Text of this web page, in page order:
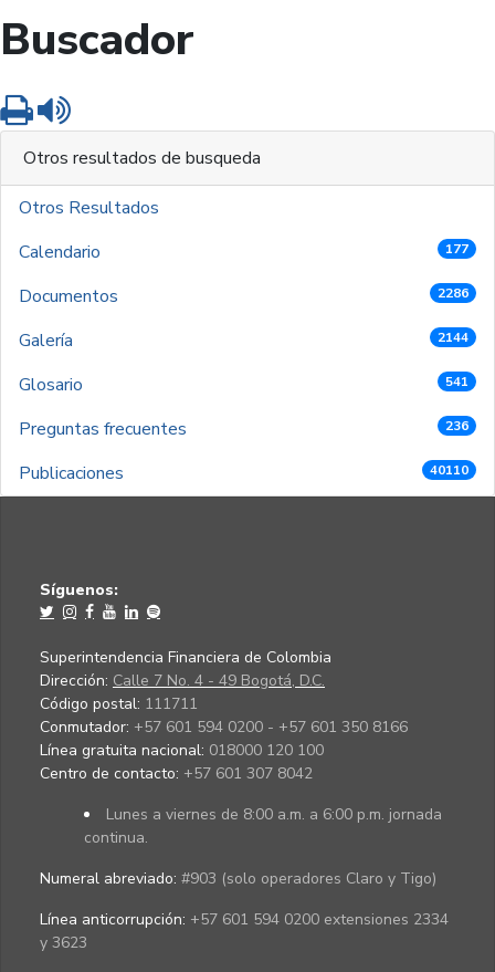
Buscador
Imprimir
Otros resultados de busqueda
Otros Resultados
Calendario
177
Documentos 2286
Galería 2144
Glosario 541
Preguntas frecuentes 236
Publicaciones 40110
Síguenos:
Superintendencia Financiera de Colombia
Dirección: Calle 7 No. 4 - 49 Bogotá, D.C.
Código postal: 111711
Conmutador: +57 601 594 0200 - +57 601 350 8166
Línea gratuita nacional: 018000 120 100
Centro de contacto: +57 601 307 8042
Lunes a viernes de 8:00 a.m. a 6:00 p.m. jornada
continua.
Numeral abreviado: #903 (solo operadores Claro y Tigo)
Línea anticorrupción: +57 601 594 0200 extensiones 2334
y 3623